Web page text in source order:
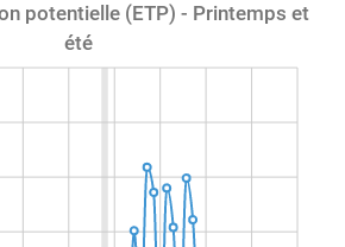
potentielle (ETP) - Printemps et
été